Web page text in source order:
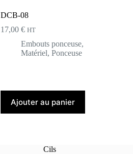
DCB-08
17,00€ HT
Embouts ponceuse,
Matériel,Ponceuse
Ajouter au panier
Cils